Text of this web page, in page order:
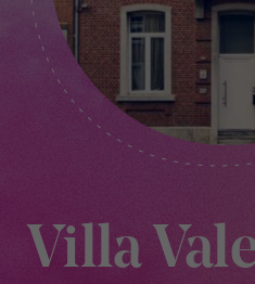
Villa